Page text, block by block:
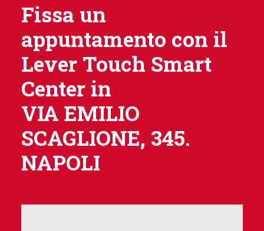
Fissa un
appuntamento con il
Lever Touch Smart
Center in
VIA EMILIO
SCAGLIONE, 345.
NAPOLI